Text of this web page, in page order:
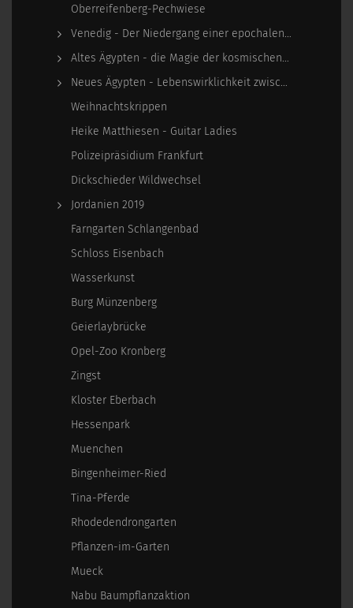
Oberreifenberg-Pechwiese
Venedig - Der Niedergang einer epochalen Macht
Altes Ägypten - die Magie der kosmischen…
Neues Ägypten - Lebenswirklichkeit zwischen…
Weihnachtskrippen
Heike Matthiesen - Guitar Ladies
Polizeipräsidium Frankfurt
Dickschieder Wildwechsel
Jordanien 2019
Farngarten Schlangenbad
Schloss Eisenbach
Wasserkunst
Burg Münzenberg
Geierlaybrücke
Opel-Zoo Kronberg
Zingst
Kloster Eberbach
Hessenpark
Muenchen
Bingenheimer-Ried
Tina-Pferde
Rhodedendrongarten
Pflanzen-im-Garten
Mueck
Nabu Baumpflanzaktion